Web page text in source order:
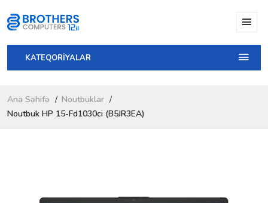
KATEQORİYALAR
Ana Səhifə
Noutbuklar
Noutbuk HP 15-Fd1030ci (B5JR3EA)